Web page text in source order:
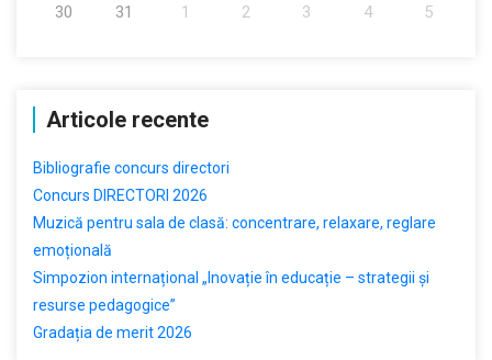
30 31 1 2 3 4 5
Articole recente
Bibliografie concurs directori
Concurs DIRECTORI 2026
Muzică pentru sala de clasă: concentrare, relaxare, reglare
emoțională
Simpozion internațional „Inovație în educație – strategii și
resurse pedagogice”
Gradația de merit 2026